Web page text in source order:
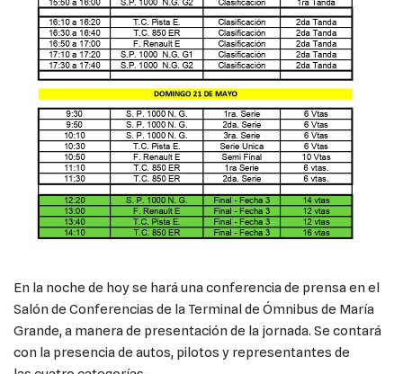
En la noche de hoy se hará una conferencia de prensa en el
Salón de Conferencias de la Terminal de Ómnibus de María
Grande, a manera de presentación de la jornada. Se contará
con la presencia de autos, pilotos y representantes de